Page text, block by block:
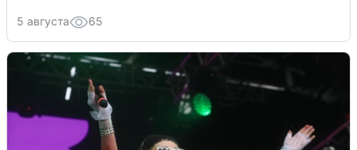
5 августа 65